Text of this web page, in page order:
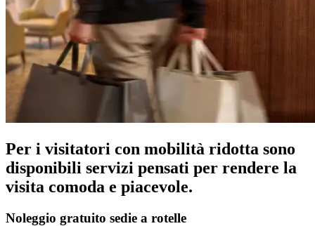
Per i visitatori con mobilità ridotta sono
disponibili servizi pensati per rendere la
visita comoda e piacevole.
Noleggio gratuito sedie a rotelle